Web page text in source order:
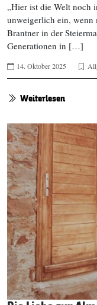
„Hier ist die Welt noch
unweigerlich ein, wenn
Brantner in der
Generationen in […]
14. Oktober 2025
Weiterlesen